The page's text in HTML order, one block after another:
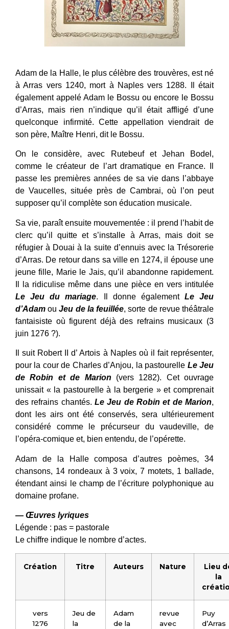
Adam de la Halle, le plus célèbre des trouvères, est né
à Arras vers 1240, mort à Naples vers 1288. Il était
également appelé Adam le Bossu ou encore le Bossu
d’Arras, mais rien n’indique qu’il était affligé d’une
quelconque infirmité. Cette appellation viendrait de
son père, Maître Henri, dit le Bossu.
On le considère, avec Rutebeuf et Jehan Bodel,
comme le créateur de l’art dramatique en France. Il
passe les premières années de sa vie dans l’abbaye
de Vaucelles, située près de Cambrai, où l’on peut
supposer qu’il complète son éducation musicale.
Sa vie, paraît ensuite mouvementée : il prend l’habit de
clerc qu’il quitte et s’installe à Arras, mais doit se
réfugier à Douai à la suite d’ennuis avec la Trésorerie
d’Arras. De retour dans sa ville en 1274, il épouse une
jeune fille, Marie le Jais, qu’il abandonne rapidement.
Il la ridiculise même dans une pièce en vers intitulée
Le Jeu du mariage. Il donne également Le Jeu
d’Adam ouJeu de la feuillée, sorte de revue théâtrale
fantaisiste où figurent déjà des refrains musicaux (3
juin 1276 ?).
Il suit Robert II d’ Artois à Naples où il fait représenter,
pour la cour de Charles d’Anjou, la pastourelle Le Jeu
de Robin et de Marion (vers 1282). Cet ouvrage
unissait « la pastourelle à la bergerie » et comprenait
des refrains chantés. Le Jeu de Robin et de Marion,
dont les airs ont été conservés, sera ultérieurement
considéré comme le précurseur du vaudeville, de
l’opéra-comique et, bien entendu, de l’opérette.
Adam de la Halle composa d’autres poèmes, 34
chansons, 14 rondeaux à 3 voix, 7 motets, 1 ballade,
étendant ainsi le champ de l’écriture polyphonique au
domaine profane.
— Œuvres lyriques
Légende : pas = pastorale
Le chiffre indique le nombre d’actes.
Création Titre Auteurs Nature
Lieu
la
vers
1276
Jeu de
la
Adam
de la
revue
avec
Puy
d’Arras